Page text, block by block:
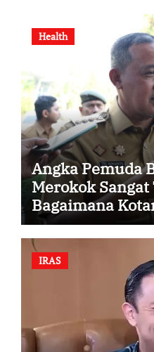
Health
Angka Pemuda
Merokok
Bagaimana
IRAS